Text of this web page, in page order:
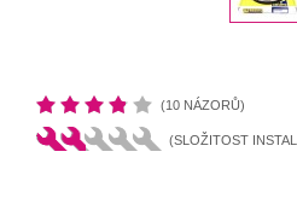
(10 NÁZORŮ)
(SLOŽITOST